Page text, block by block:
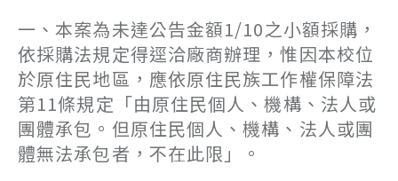
一、本案為未達公告金額1/10之小額採購，
依採購法規定得逕洽廠商辦理，惟因本校位
於原住民地區，應依原住民族工作權保障法
第11條規定「由原住民個人、機構、法人或
團體承包。但原住民個人、機構、法人或團
體無法承包者，不在此限」。